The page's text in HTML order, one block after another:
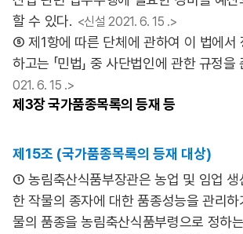
할 수 있다. <신설 2021. 6. 15 .>
⑤ 제1항에 따른 단체에 관하여 이 법에서
하고는 「민법」 중 사단법인에 관한 규정을
021. 6. 15 .>
제3장국가품종목록의 등재 등
제15조 (국가품종목록의 등재 대상)
① 농림축산식품부장관은 농업 및 임업 생
한 작물의 종자에 대한 품종성능을 관리
물의 품종을 농림축산식품부령으로 정하